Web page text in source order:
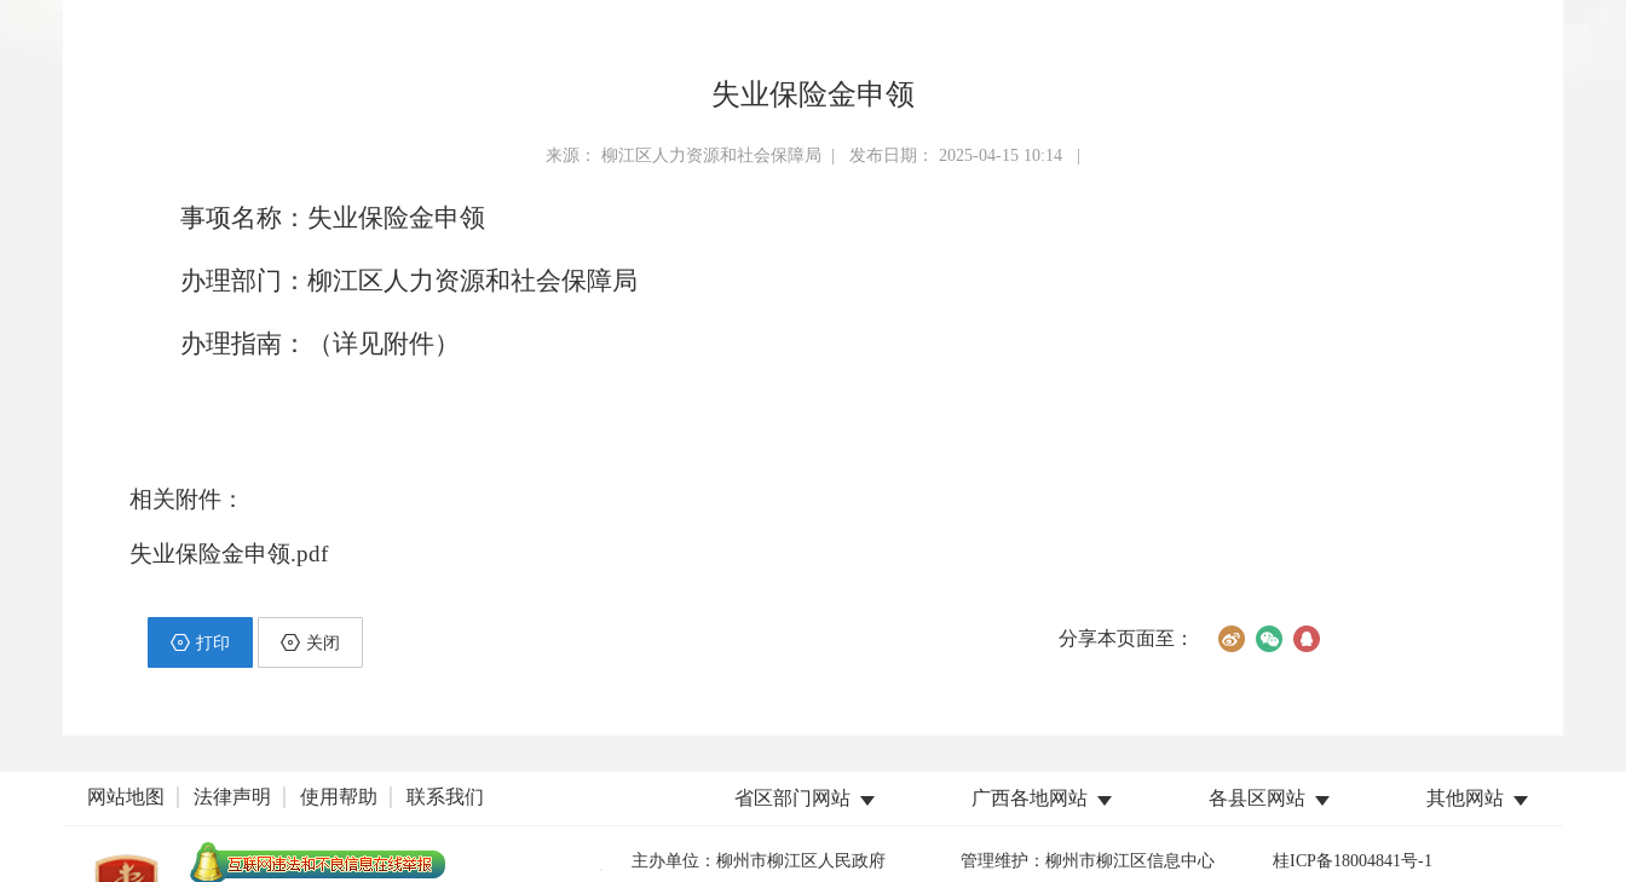
失业保险金申领
来源： 柳江区人力资源和社会保障局 | 发布日期： 2025-04-15 10:14 |
事项名称： 失业保险金申领
办理部门： 柳江区人力资源和社会保障局
办理指南：（详见附件）
相关附件：
失业保险金申领.pdf
打印 关闭 分享本页面至：
网站地图 法律声明 使用帮助 联系我们 省区部门网站 广西各地网站 各县区网站 其他网站
主办单位：柳州市柳江区人民政府 管理维护：柳州市柳江区信息中心 桂ICP备18004841号-1